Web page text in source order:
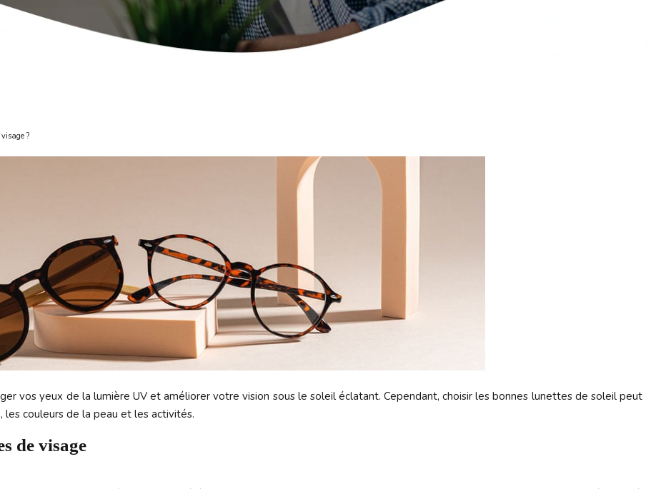
?
vos yeux de la lumière UV et améliorer votre vision sous le soleil éclatant. Cependant, choisir les bonnes lunettes de soleil peut
couleurs de la peau et les activités.
de visage